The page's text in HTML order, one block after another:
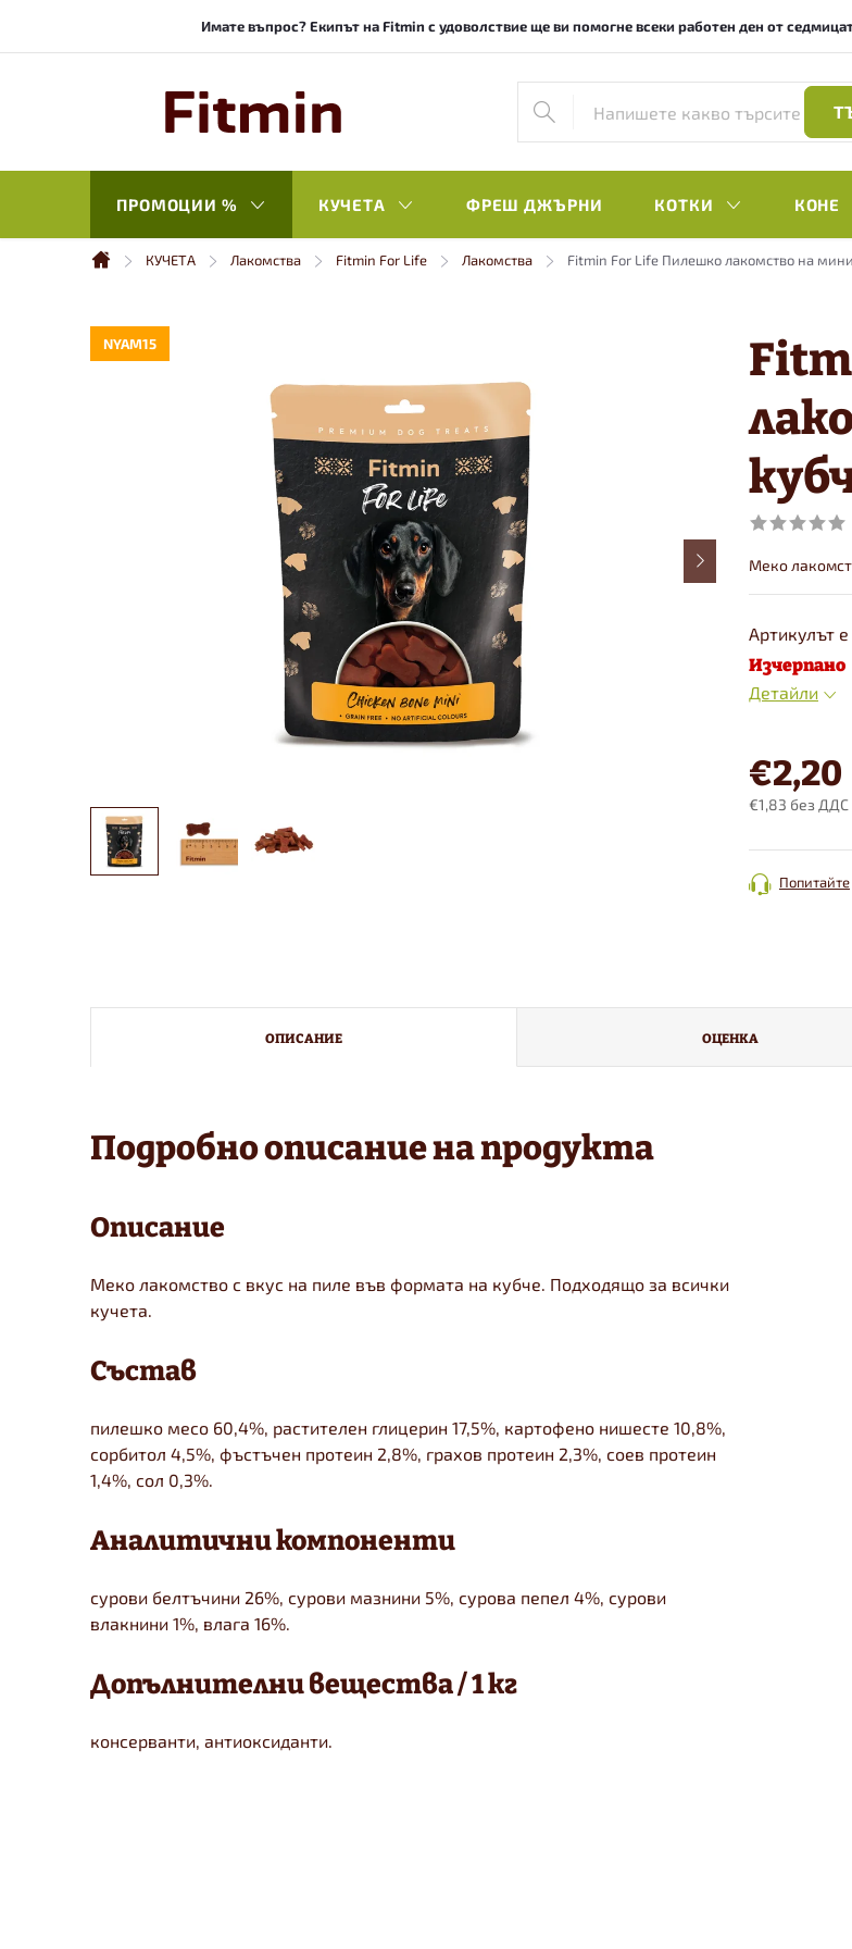
Имате въпрос? Екипът на Fitmin с удоволствие ще ви помогне всеки работен ден от
ПРОМОЦИИ % КУЧЕТА ФРЕШ ДЖЪРНИ КОТКИ КОНЕ
Начало
КУЧЕТА Лакомства Fitmin For Life Лакомства Fitmin For Life Пилешко лакомство на мини
NYAM15
Меко
Артикулът
Изчерпано
Детайли
€2,20
€1,83 без ДДС
цена:
Попитайте
ОПИСАНИЕ ОЦЕНКА
Подробно описание на продукта
Описание
Меко лакомство с вкус на пиле във формата на кубче. Подходящо за всички
кучета.
Състав
пилешко месо 60,4%, растителен глицерин 17,5%, картофено нишесте 10,8%,
сорбитол 4,5%, фъстъчен протеин 2,8%, грахов протеин 2,3%, соев протеин
1,4%, сол 0,3%.
Аналитични компоненти
сурови белтъчини 26%, сурови мазнини 5%, сурова пепел 4%, сурови
влакнини 1%, влага 16%.
Допълнителни вещества / 1 кг
консерванти, антиоксиданти.